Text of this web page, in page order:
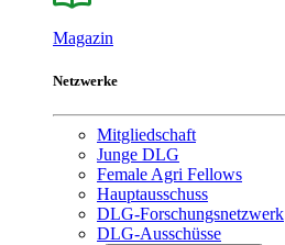
Magazin
Netzwerke
Mitgliedschaft
Junge DLG
Female Agri Fellows
Hauptausschuss
DLG-Forschungsnetzwerk
DLG-Ausschüsse